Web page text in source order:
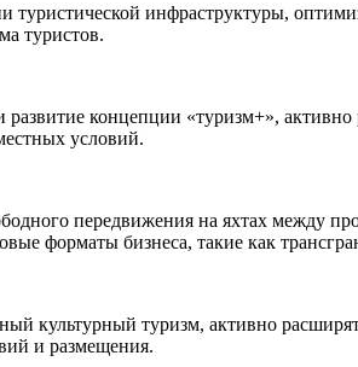
туристической инфраструктуры,
туристов.
концепции «туризм+»,
условий.
передвижения на яхтах между
форматы бизнеса, такие как
культурный туризм, активно
и размещения.